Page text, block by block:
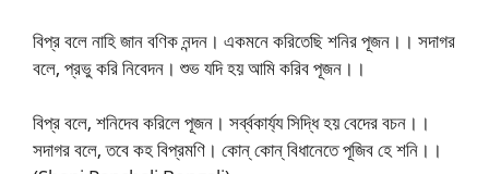
বিপ্র বলে নাহি জান বণিক নন্দন। একমনে করিতেছি শনির পূজন।। সদাগর
বলে, প্রভু করি নিবেদন। শুভ যদি হয় আমি করিব পূজন।।
বিপ্র বলে, শনিদেব করিলে পূজন। সর্ব্বকার্য্য সিদ্ধি হয় বেদের বচন।।
সদাগর বলে, তবে কহ বিপ্রমণি। কোন্ কোন্ বিধানেতে পূজিব হে শনি।।